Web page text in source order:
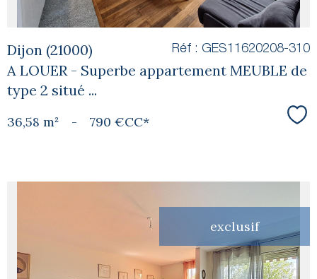
Dijon (21000)
A LOUER - Superbe appartement MEUBLE de
type 2 situé ...
Réf : GES11620208-310
36,58 m² - 790 €CC*
exclusif
voir le